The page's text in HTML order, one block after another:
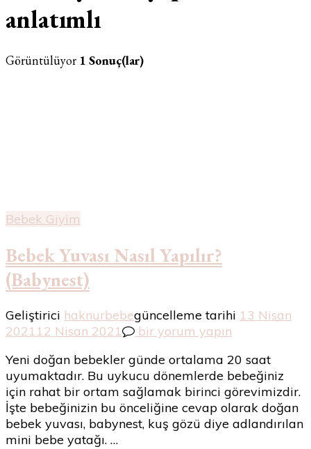
anlatımlı
Görüntülüyor 1 Sonuç(lar)
Bebek Giyim
Bebek Yuvası Nasıl Yapılır?
(Babynest)
Geliştirici haknurbebegüncelleme tarihi 13 Nisan
202112 Nisan 2021
Bebek
Nasıl
Yapılır?
(Babynest)
için
bir yorum yapın
Yeni doğan bebekler günde ortalama 20 saat
uyumaktadır. Bu uykucu dönemlerde bebeğiniz
için rahat bir ortam sağlamak birinci görevimizdir.
İşte bebeğinizin bu önceliğine cevap olarak doğan
bebek yuvası, babynest, kuş gözü diye adlandırılan
mini bebe yatağı. …